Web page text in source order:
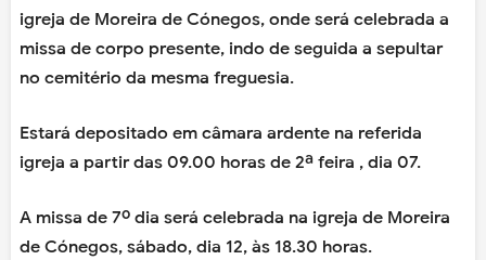
igreja de Moreira de Cónegos, onde será celebrada a
missa de corpo presente, indo de seguida a sepultar
no cemitério da mesma freguesia.
Estará depositado em câmara ardente na referida
igreja a partir das 09.00 horas de 2ª feira , dia 07.
A missa de 7º dia será celebrada na igreja de Moreira
de Cónegos, sábado, dia 12, às 18.30 horas.